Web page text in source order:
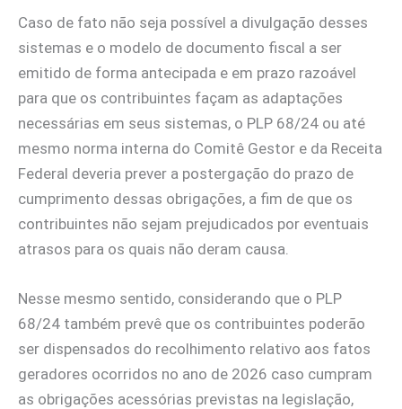
Caso de fato não seja possível a divulgação desses
sistemas e o modelo de documento fiscal a ser
emitido de forma antecipada e em prazo razoável
para que os contribuintes façam as adaptações
necessárias em seus sistemas, o PLP 68/24 ou até
mesmo norma interna do Comitê Gestor e da Receita
Federal deveria prever a postergação do prazo de
cumprimento dessas obrigações, a fim de que os
contribuintes não sejam prejudicados por eventuais
atrasos para os quais não deram causa.
Nesse mesmo sentido, considerando que o PLP
68/24 também prevê que os contribuintes poderão
ser dispensados do recolhimento relativo aos fatos
geradores ocorridos no ano de 2026 caso cumpram
as obrigações acessórias previstas na legislação,